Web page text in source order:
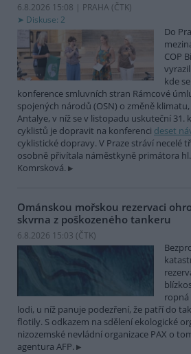
6.8.2026 15:08 | PRAHA (ČTK)
Diskuse: 2
Do
COP
kde
konference smluvních stran Rámcové
spojených národů (OSN) o změně
Antalye, v níž se v listopadu uskuteční 31.
cyklistů je dopravit na konferenci deset
cyklistické dopravy. V Praze stráví necelé
osobně přivítala náměstkyně primátora hl.
Komrsková.
Ománskou mořskou rezervaci
skvrna z poškozeného tankeru
6.8.2026 15:03 (ČTK)
ropná
lodi, u níž panuje podezření, že patří do
flotily. S odkazem na sdělení ekologické
nizozemské nevládní organizace PAX o
agentura AFP.